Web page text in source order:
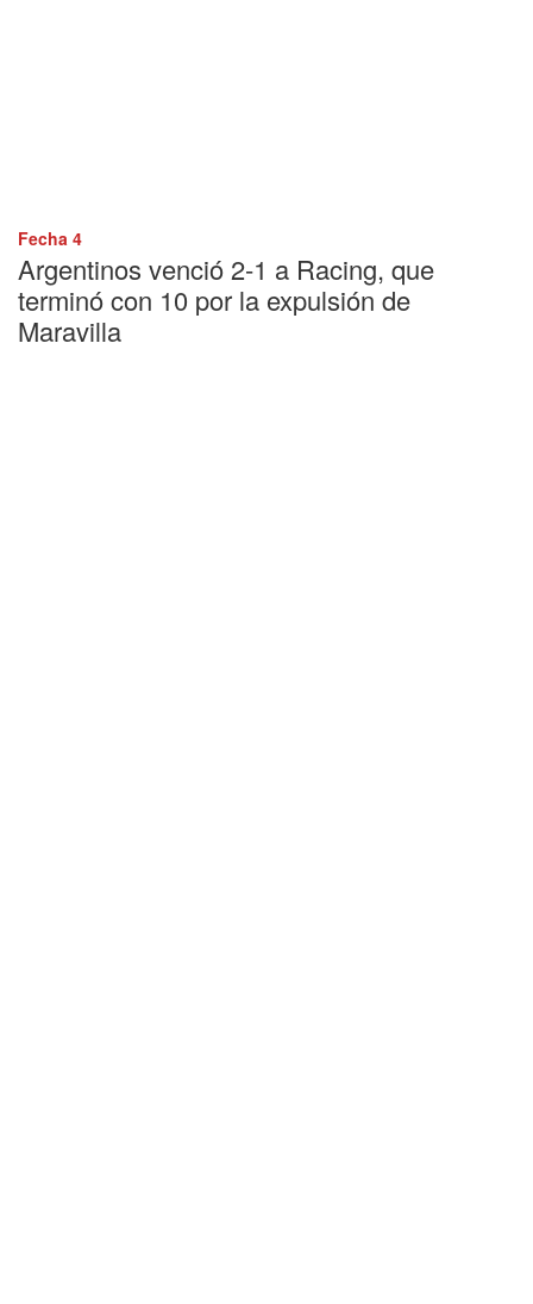
Fecha 4
Argentinos venció 2-1 a Racing, que
terminó con 10 por la expulsión de
Maravilla